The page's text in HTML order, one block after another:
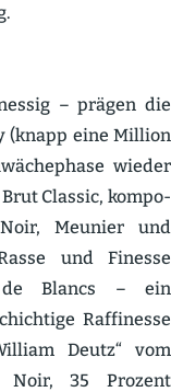
– prägen die
(knapp eine Million
wieder
Classic, kompo­
Meunier und
und Finesse
de Blancs – ein
Raffi­nesse
Deutz“ vom
Noir, 35 Prozent